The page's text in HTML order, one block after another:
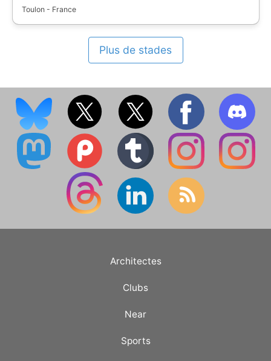
Toulon - France
Plus de stades
Architectes
Clubs
Near
Sports